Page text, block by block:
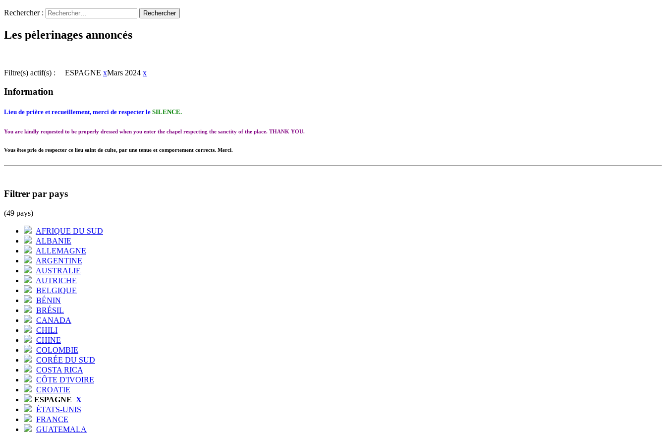
Rechercher :
Les pèlerinages annoncés
Filtre(s) actif(s) : ESPAGNE xMars 2024 x
Information
Lieu de prière et recueillement, merci de respecter le SILENCE.
You are kindly requested to be properly dressed when you enter the chapel respecting the sanctity of the place. THANK YOU.
Vous êtes prie de respecter ce lieu saint de culte, par une tenue et comportement corrects. Merci.
Filtrer par pays
(49 pays)
AFRIQUE DU SUD
ALBANIE
ALLEMAGNE
ARGENTINE
AUSTRALIE
AUTRICHE
BELGIQUE
BÉNIN
BRÉSIL
CANADA
CHILI
CHINE
COLOMBIE
CORÉE DU SUD
COSTA RICA
CÔTE D'IVOIRE
CROATIE
ESPAGNE X
ÉTATS-UNIS
FRANCE
GUATEMALA